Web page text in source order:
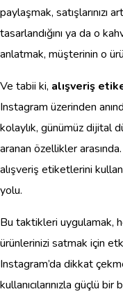
paylaşmak, satışlarınızı
tasarlandığını ya da o
anlatmak, müşterinin o
Ve tabii ki, alışveriş
Instagram üzerinden
kolaylık, günümüz dijital
aranan özellikler
alışveriş etiketlerini
yolu.
Bu taktikleri uygulamak,
ürünlerinizi satmak için
Instagram’da dikkat
kullanıcılarınızla güçlü